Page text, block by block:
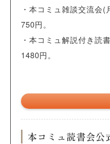
・本コミュ雑談交流会
750円。
・本コミュ解説付き読
1480円。
本コミュ読書会